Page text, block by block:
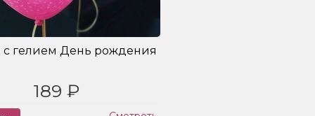
гелием День рождения
189 ₽